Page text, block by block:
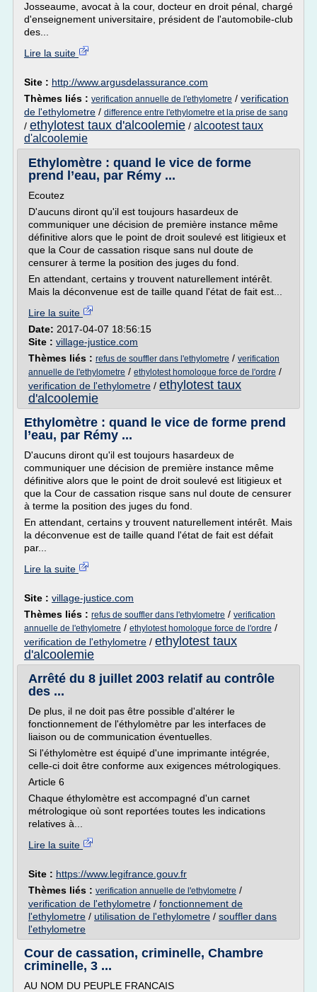
Josseaume, avocat à la cour, docteur en droit pénal, chargé
d'enseignement universitaire, président de l'automobile-club
des...
Lire la suite
Site : http://www.argusdelassurance.com
Thèmes liés : verification annuelle de l'ethylometre / verification
de l'ethylometre / difference entre l'ethylometre et la prise de sang
/ ethylotest taux d'alcoolemie / alcootest taux
d'alcoolemie
Ethylomètre : quand le vice de forme
prend l’eau, par Rémy ...
Ecoutez
D'aucuns diront qu'il est toujours hasardeux de
communiquer une décision de première instance même
définitive alors que le point de droit soulevé est litigieux et
que la Cour de cassation risque sans nul doute de
censurer à terme la position des juges du fond.
En attendant, certains y trouvent naturellement intérêt.
Mais la déconvenue est de taille quand l'état de fait est...
Lire la suite
Date: 2017-04-07 18:56:15
Site : village-justice.com
Thèmes liés : refus de souffler dans l'ethylometre / verification
annuelle de l'ethylometre / ethylotest homologue force de l'ordre /
verification de l'ethylometre / ethylotest taux
d'alcoolemie
Ethylomètre : quand le vice de forme prend
l’eau, par Rémy ...
D'aucuns diront qu'il est toujours hasardeux de
communiquer une décision de première instance même
définitive alors que le point de droit soulevé est litigieux et
que la Cour de cassation risque sans nul doute de censurer
à terme la position des juges du fond.
En attendant, certains y trouvent naturellement intérêt. Mais
la déconvenue est de taille quand l'état de fait est défait
par...
Lire la suite
Site : village-justice.com
Thèmes liés : refus de souffler dans l'ethylometre / verification
annuelle de l'ethylometre / ethylotest homologue force de l'ordre /
verification de l'ethylometre / ethylotest taux
d'alcoolemie
Arrêté du 8 juillet 2003 relatif au contrôle
des ...
De plus, il ne doit pas être possible d'altérer le
fonctionnement de l'éthylomètre par les interfaces de
liaison ou de communication éventuelles.
Si l'éthylomètre est équipé d'une imprimante intégrée,
celle-ci doit être conforme aux exigences métrologiques.
Article 6
Chaque éthylomètre est accompagné d'un carnet
métrologique où sont reportées toutes les indications
relatives à...
Lire la suite
Site : https://www.legifrance.gouv.fr
Thèmes liés : verification annuelle de l'ethylometre /
verification de l'ethylometre / fonctionnement de
l'ethylometre / utilisation de l'ethylometre / souffler dans
l'ethylometre
Cour de cassation, criminelle, Chambre
criminelle, 3 ...
AU NOM DU PEUPLE FRANCAIS